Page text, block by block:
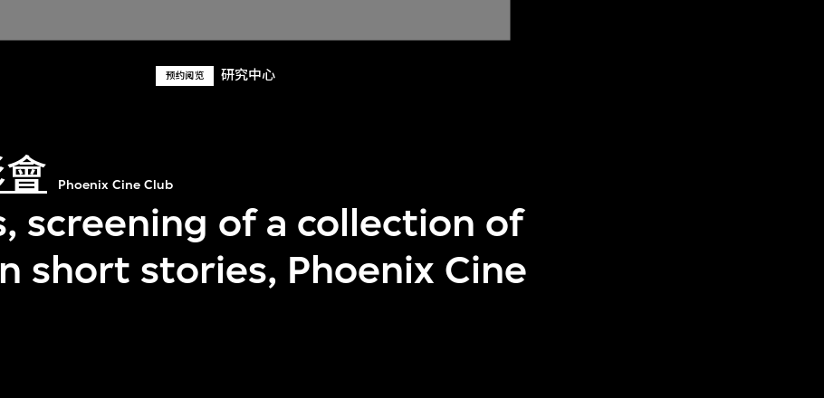
预约阅览 研究中心
Phoenix Cine Club
screening of a collection of
short stories, Phoenix Cine